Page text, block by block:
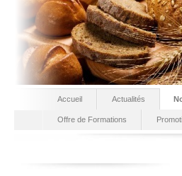
Accueil Actualités
Offre de Formations